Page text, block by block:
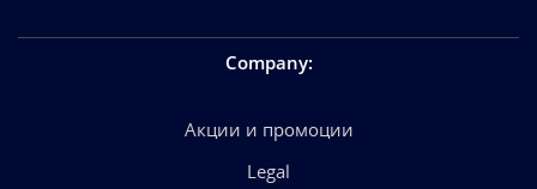
Company:
Акции и промоции
Legal